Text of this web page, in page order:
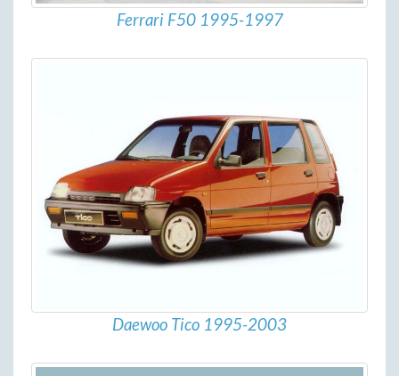
Ferrari F50 1995-1997
Daewoo Tico 1995-2003